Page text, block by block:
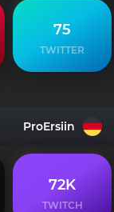
75
TWITTER
ProErsiin
72K
TWITCH